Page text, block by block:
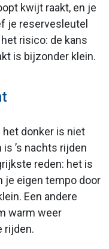
kwijt raakt, en je
je reservesleutel
risico: de kans
is bijzonder klein.
donker is niet
’s nachts rijden
reden: het is
je eigen tempo door
Een andere
warm weer
rijden.